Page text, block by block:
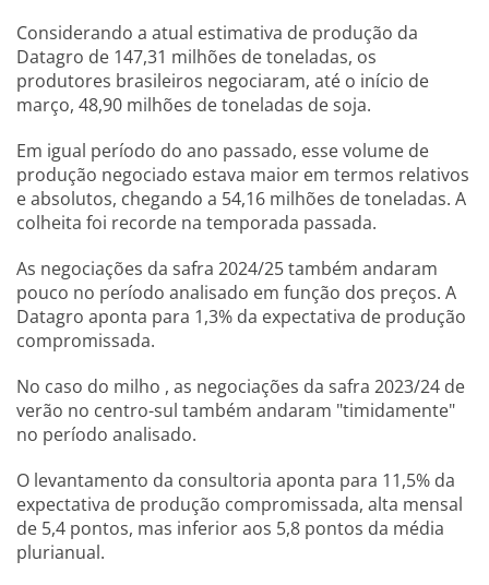
Considerando a atual estimativa de produção da
Datagro de 147,31 milhões de toneladas, os
produtores brasileiros negociaram, até o início de
março, 48,90 milhões de toneladas de soja.
Em igual período do ano passado, esse volume de
produção negociado estava maior em termos relativos
e absolutos, chegando a 54,16 milhões de toneladas. A
colheita foi recorde na temporada passada.
As negociações da safra 2024/25 também andaram
pouco no período analisado em função dos preços. A
Datagro aponta para 1,3% da expectativa de produção
compromissada.
No caso do milho , as negociações da safra 2023/24 de
verão no centro-sul também andaram "timidamente"
no período analisado.
O levantamento da consultoria aponta para 11,5% da
expectativa de produção compromissada, alta mensal
de 5,4 pontos, mas inferior aos 5,8 pontos da média
plurianual.